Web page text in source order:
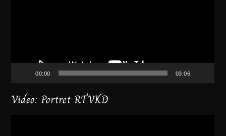
00:00 03:06
Video: Portret RTVKD